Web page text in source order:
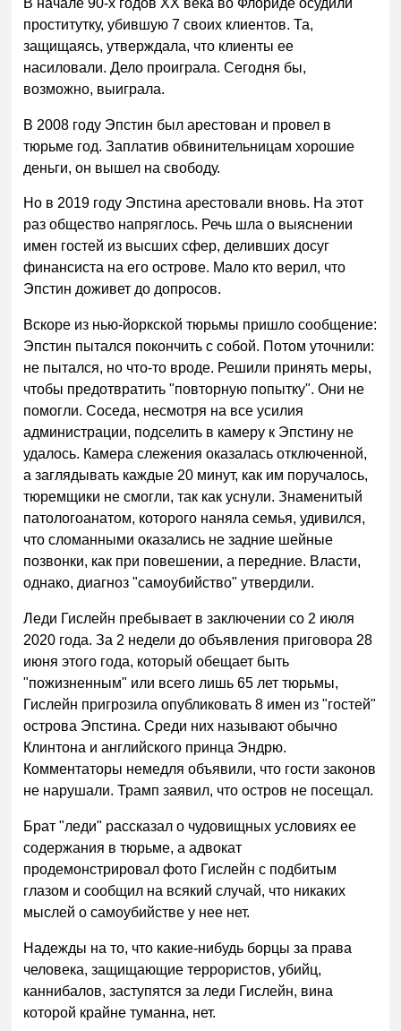
проститутку, убившую 7 своих клиентов. Та,
защищаясь, утверждала, что клиенты ее
насиловали. Дело проиграла. Сегодня бы,
возможно, выиграла.
В 2008 году Эпстин был арестован и провел в
тюрьме год. Заплатив обвинительницам хорошие
деньги, он вышел на свободу.
Но в 2019 году Эпстина арестовали вновь. На этот
раз общество напряглось. Речь шла о выяснении
имен гостей из высших сфер, деливших досуг
финансиста на его острове. Мало кто верил, что
Эпстин доживет до допросов.
Вскоре из нью-йоркской тюрьмы пришло сообщение:
Эпстин пытался покончить с собой. Потом уточнили:
не пытался, но что-то вроде. Решили принять меры,
чтобы предотвратить "повторную попытку". Они не
помогли. Соседа, несмотря на все усилия
администрации, подселить в камеру к Эпстину не
удалось. Камера слежения оказалась отключенной,
а заглядывать каждые 20 минут, как им поручалось,
тюремщики не смогли, так как уснули. Знаменитый
патологоанатом, которого наняла семья, удивился,
что сломанными оказались не задние шейные
позвонки, как при повешении, а передние. Власти,
однако, диагноз "самоубийство" утвердили.
Леди Гислейн пребывает в заключении со 2 июля
2020 года. За 2 недели до объявления приговора 28
июня этого года, который обещает быть
"пожизненным" или всего лишь 65 лет тюрьмы,
Гислейн пригрозила опубликовать 8 имен из "гостей"
острова Эпстина. Среди них называют обычно
Клинтона и английского принца Эндрю.
Комментаторы немедля объявили, что гости законов
не нарушали. Трамп заявил, что остров не посещал.
Брат "леди" рассказал о чудовищных условиях ее
содержания в тюрьме, а адвокат
продемонстрировал фото Гислейн с подбитым
глазом и сообщил на всякий случай, что никаких
мыслей о самоубийстве у нее нет.
Надежды на то, что какие-нибудь борцы за права
человека, защищающие террористов, убийц,
каннибалов, заступятся за леди Гислейн, вина
которой крайне туманна, нет.